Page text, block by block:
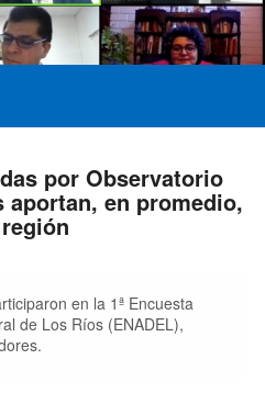
por Observatorio
aportan, en promedio,
en la 1ª Encuesta
de Los Ríos (ENADEL),